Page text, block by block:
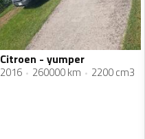
Citroen - yumper
2016 260000 km 2200 cm3